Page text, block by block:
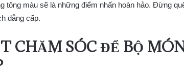
tông màu sẽ là những điểm nhấn hoàn hảo. Đừng
đẳng cấp.
CHĂM SÓC ĐỂ BỘ